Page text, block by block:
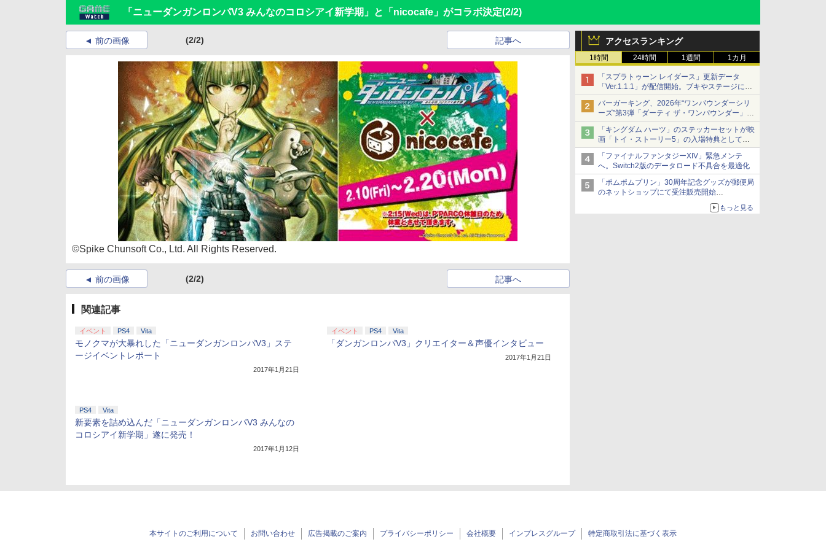
「ニューダンガンロンパV3 みんなのコロシアイ新学期」と「nicocafe」がコラボ決定(2/2)
アクセスランキング
1時間 24時間 1週間 1カ月
「スプラトゥーン レイダース」更新データ
「Ver.1.1.1」が配信開始。ブキやステージに関
する不具合を修正
バーガーキング、2026年“ワンパウンダーシリ
ーズ”第3弾「ダーティ ザ・ワンパウンダー」を
8月7日発売
「特製ガーリックマヨソース」を使用した超大
型チーズバーガー
「キングダム ハーツ」のステッカーセットが映
画「トイ・ストーリー5」の入場特典として配
布決定！
本日8月7日より先着・数量限定で配布
「ファイナルファンタジーXIV」緊急メンテ
へ。Switch2版のデータロード不具合を最適化
「ポムポムプリン」30周年記念グッズが郵便局
のネットショップにて受注販売開始
「おもちもちもちクッション」など今年だけの
もっと見る
前の画像 (2/2) 記事へ
©Spike Chunsoft Co., Ltd. All Rights Reserved.
前の画像 (2/2) 記事へ
関連記事
イベント PS4 Vita
モノクマが大暴れした「ニューダンガンロンパV3」ステ
ージイベントレポート
2017年1月21日
イベント PS4 Vita
「ダンガンロンパV3」クリエイター＆声優インタビュー
2017年1月21日
PS4 Vita
新要素を詰め込んだ「ニューダンガンロンパV3 みんなの
コロシアイ新学期」遂に発売！
2017年1月12日
本サイトのご利用について お問い合わせ 広告掲載のご案内 プライバシーポリシー 会社概要 インプレスグループ 特定商取引法に基づく表示